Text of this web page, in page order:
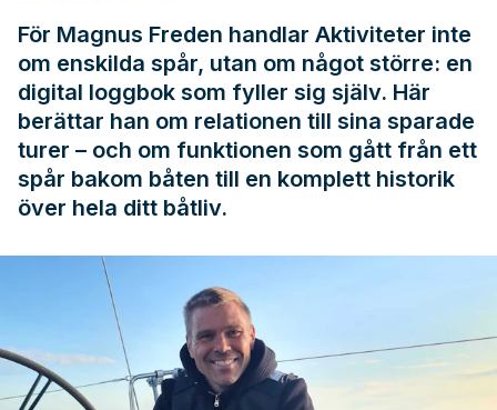
För Magnus Freden handlar Aktiviteter inte
om enskilda spår, utan om något större: en
digital loggbok som fyller sig själv. Här
berättar han om relationen till sina sparade
turer – och om funktionen som gått från ett
spår bakom båten till en komplett historik
över hela ditt båtliv.